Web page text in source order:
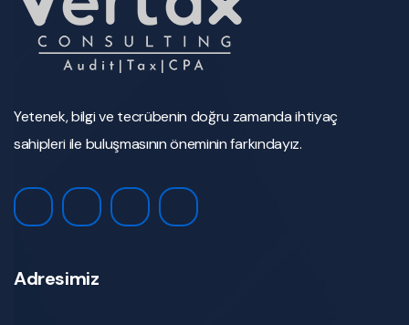
Yetenek, bilgi ve tecrübenin doğru zamanda ihtiyaç
sahipleri ile buluşmasının öneminin farkındayız.
Adresimiz